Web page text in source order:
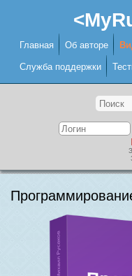
Главная Об авторе
Служба поддержки